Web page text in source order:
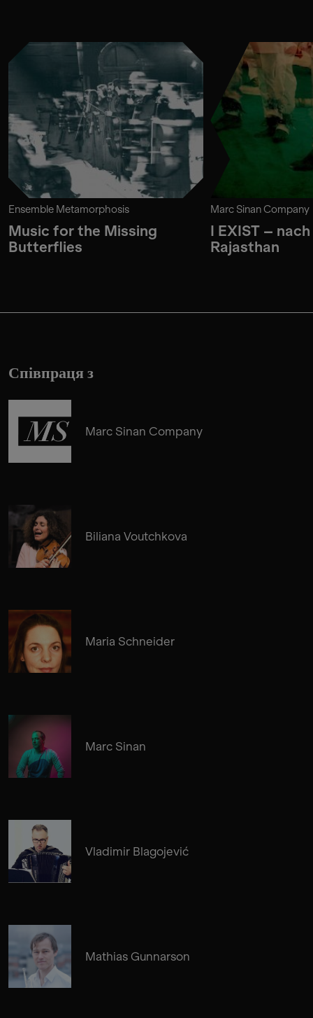
Ensemble Metamorphosis
Music for the Missing
Butterflies
Marc Sinan Company
I EXIST – nach
Rajasthan
Співпраця з
Marc Sinan Company
Biliana Voutchkova
Maria Schneider
Marc Sinan
Vladimir Blagojević
Mathias Gunnarson